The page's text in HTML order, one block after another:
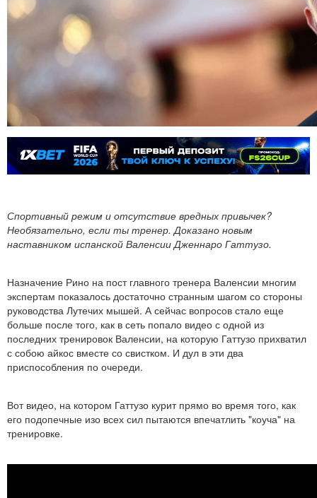
Спортивный режим и отсутствие вредных привычек?
Необязательно, если ты тренер. Доказано новым
наставником испанской Валенсии Дженнаро Гаттузо.
Назначение Рино на пост главного тренера Валенсии многим
экспертам показалось достаточно странным шагом со стороны
руководства Лутечих мышей. А сейчас вопросов стало еще
больше после того, как в сеть попало видео с одной из
последних тренировок Валенсии, на которую Гаттузо прихватил
с собою айкос вместе со свистком. И дул в эти два
приспособления по очереди.
Вот видео, на котором Гаттузо курит прямо во время того, как
его подопечные изо всех сил пытаются впечатлить "коуча" на
тренировке.